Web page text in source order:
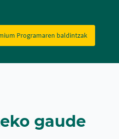
Programaren baldintzak
gaude